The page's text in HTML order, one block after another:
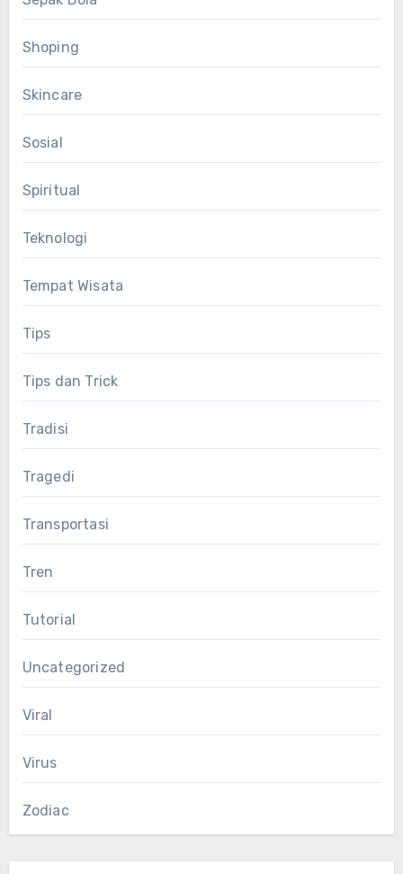
Shoping
Skincare
Sosial
Spiritual
Teknologi
Tempat Wisata
Tips
Tips dan Trick
Tradisi
Tragedi
Transportasi
Tren
Tutorial
Uncategorized
Viral
Virus
Zodiac